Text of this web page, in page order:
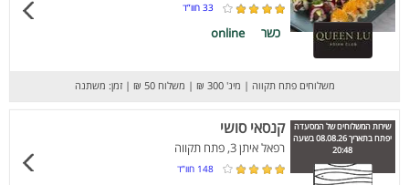
33 חוו”ד
כשר online
משלוחים פתח תקווה | מינ' 300 ₪ | משלוח 50 ₪ | זמן: משתנה
שירות המשלוחים של המסעדה
יפתח בתאריך 08.08.26 בשעה
20:48
קנסאי סושי
רפאל איתן 3, פתח תקווה
148 חוו”ד